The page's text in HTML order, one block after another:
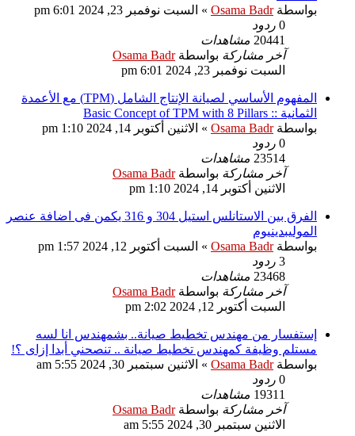
بواسطةOsama Badr
» السبت نوفمبر 23, 2024 6:01 pm
0 ردود
20441 مشاهدات
آخر مشاركة بواسطةOsama Badr
السبت نوفمبر 23, 2024 6:01 pm
المفهوم الأساسي لصيانة الإنتاج الشامل (TPM) مع الأعمدة
الثمانية :: Basic Concept of TPM with 8 Pillars
بواسطةOsama Badr
» الاثنين أكتوبر 14, 2024 1:10 pm
0 ردود
23514 مشاهدات
آخر مشاركة بواسطةOsama Badr
الاثنين أكتوبر 14, 2024 1:10 pm
الفرق بين الاستانلس استيل 304 و 316 يكمن فى اضافة عنصر
الموليبدينيوم
بواسطةOsama Badr
» السبت أكتوبر 12, 2024 1:57 pm
3 ردود
23468 مشاهدات
آخر مشاركة بواسطةOsama Badr
السبت أكتوبر 12, 2024 2:02 pm
إستفسار من مهندس تخطيط صيانة.. بشمهندس انا لسه
مستلم وظيفة كمهندس تخطيط صيانة .. تنصحني أبدا إزاى ؟!
بواسطةOsama Badr
» الاثنين سبتمبر 30, 2024 5:55 am
0 ردود
19311 مشاهدات
آخر مشاركة بواسطةOsama Badr
الاثنين سبتمبر 30, 2024 5:55 am